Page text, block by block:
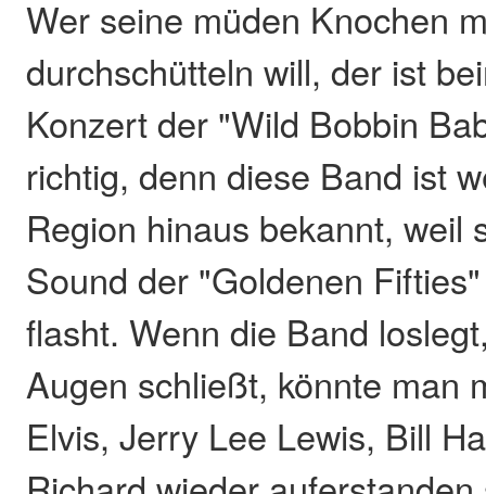
Wer seine müden Knochen
durchschütteln will, der ist
Konzert der "Wild Bobbin
richtig, denn diese Band ist
Region hinaus bekannt, weil
Sound der "Goldenen
flasht. Wenn die Band
Augen schließt, könnte man
Elvis, Jerry Lee Lewis, Bill